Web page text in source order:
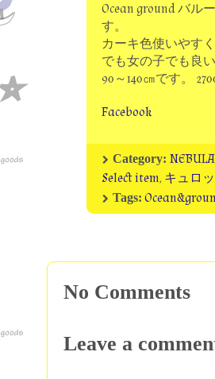
Ocean ground バル
す。
カーキ色使いやす
でも女の子でも良
90～140㎝です。
Facebook
Category:
Select item, キュロ
Tags:
No Comments
Leave a